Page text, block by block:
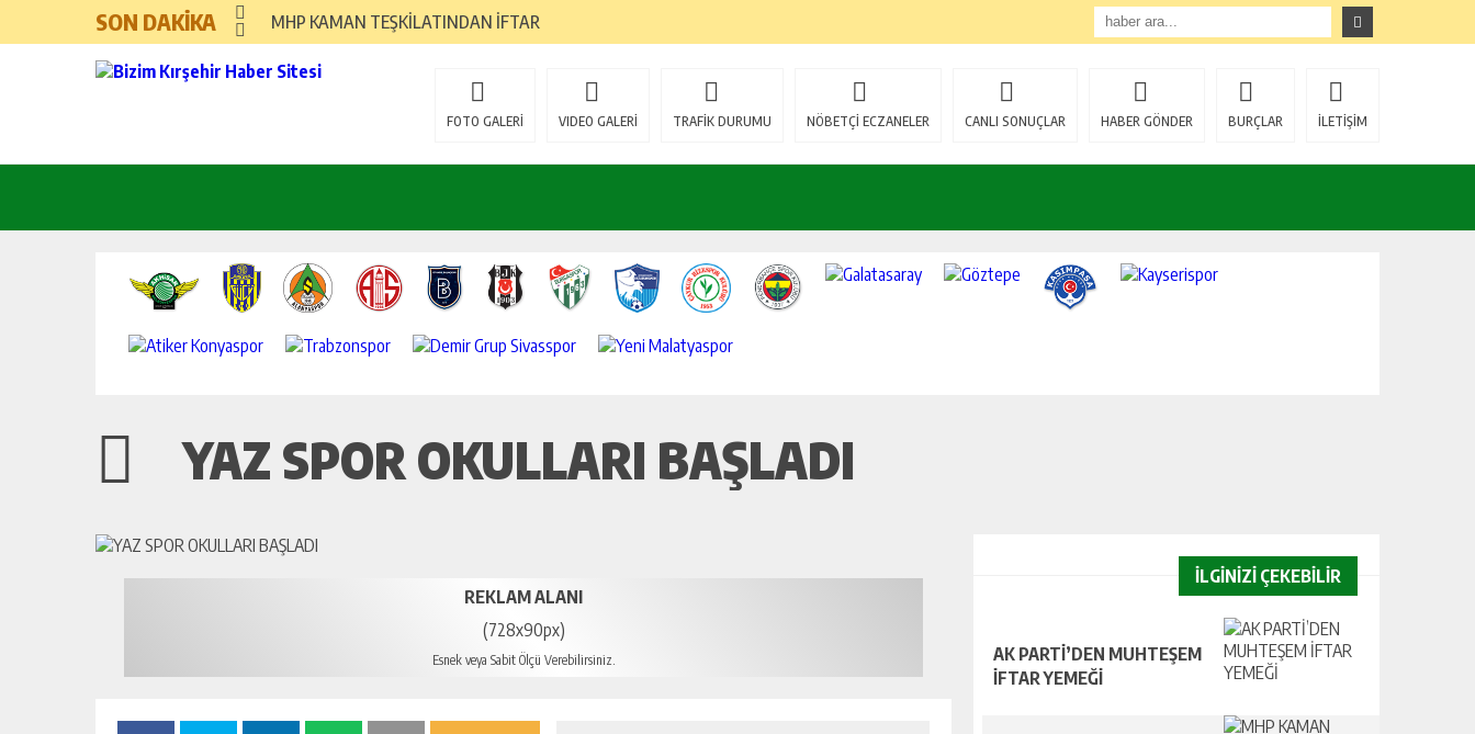
SON DAKİKA
MHP KAMAN TEŞKİLATINDAN İFTAR
DİŞ SAĞLIĞI MERKEZİNE YENİ RÖNTGEN CİHAZI
KAYMAKAM ERDOĞAN’DAN ŞEHİT YAKINLARI VE GAZİLERE İFTAR YEMEĞİ
BAŞKAN ÜNSAL: “CHP İL BAŞKANI BARAN GENÇ DERHAL VE AÇIK BİR ŞEKİLDE ÖZÜR DİLEMELİDİR”
FOTO GALERİ VIDEO GALERİ TRAFİK DURUMU NÖBETÇİ ECZANELER CANLI SONUÇLAR HABER GÖNDER BURÇLAR İLETİŞİM
YAZ SPOR OKULLARI BAŞLADI
REKLAM ALANI
(728x90px)
Esnek veya Sabit Ölçü Verebilirsiniz.
İLGİNİZİ ÇEKEBİLİR
AK PARTİ’DEN MUHTEŞEM
İFTAR YEMEĞİ